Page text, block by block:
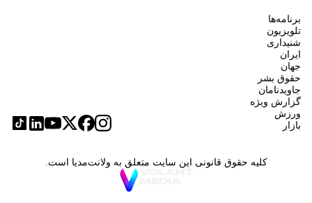
برنامه‌ها
تلویزیون
شنیداری
ایران
جهان
حقوق بشر
جاویدنامان
گزارش ویژه
ورزش
بازار
کلیه حقوق قانونی این سایت متعلق به ولانت‌مدیا است.